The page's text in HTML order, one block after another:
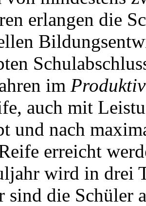
erlangen die
im
auch mit
und nach
erreicht
wird in drei
sind die Schüler